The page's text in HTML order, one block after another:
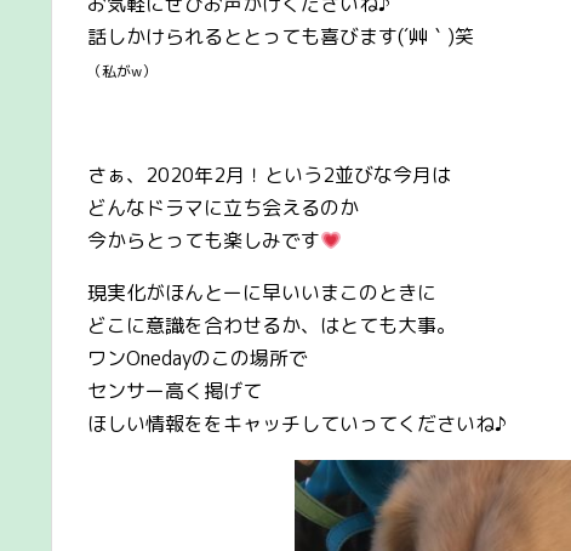
話しかけられるととっても喜びます(´艸｀)笑
（私がw）
さぁ、2020年2月！という2並びな今月は
どんなドラマに立ち会えるのか
今からとっても楽しみです
現実化がほんとーに早いいまこのときに
どこに意識を合わせるか、はとても大事。
ワンOnedayのこの場所で
センサー高く掲げて
ほしい情報ををキャッチしていってくださいね♪